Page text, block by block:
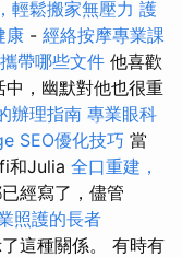
輕鬆搬家無壓力 護
康 - 經絡按摩專業課
帶哪些文件 他喜歡
，幽默對他也很重
辦理指南 專業眼科
SEO優化技巧 當
和Julia 全口重建，
經寫了，儘管
照護的長者
這種關係。 有時有